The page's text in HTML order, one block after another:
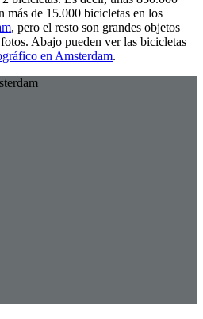
más de 15.000 bicicletas en los
, pero el resto son grandes objetos
Abajo pueden ver las bicicletas
en Amsterdam.